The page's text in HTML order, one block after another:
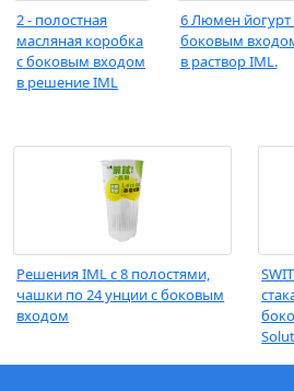
2 - полостная
масляная коробка
с боковым входом
в решение IML
6 Люмен йогурт
боковым
в раствор IML.
Решения IML с 8 полостями,
чашки по 24 унции с боковым
входом